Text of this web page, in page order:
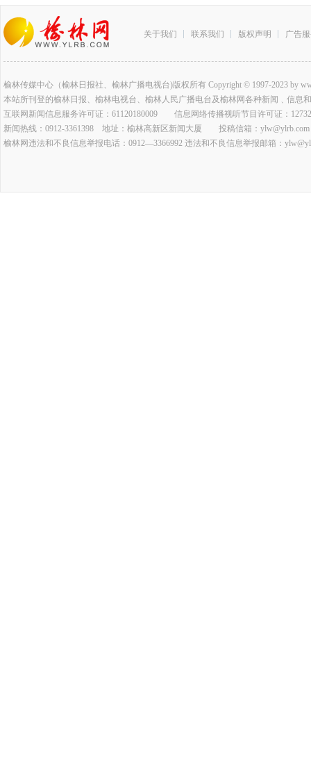
关于我们 联系我们 版权声明 广告
榆林传媒中心（榆林日报社、榆林广播电视台)版权所有 Copyright © 1997-2023 by
本站所刊登的榆林日报、榆林电视台、榆林人民广播电台及榆林网各种新闻﹑信
互联网新闻信息服务许可证：61120180009 信息网络传播视听节目许可证：
新闻热线：0912-3361398 地址：榆林高新区新闻大厦 投稿信箱：ylw@ylrb.com
榆林网违法和不良信息举报电话：0912—3366992 违法和不良信息举报邮箱：